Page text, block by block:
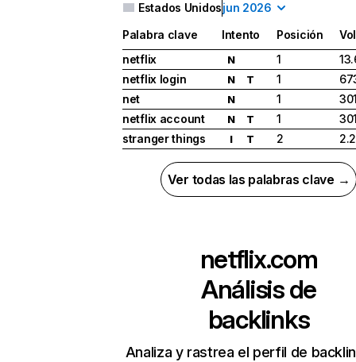
Estados Unidosjun 2026
Palabra clave Intento Posición
netflix
N 1
netflix login
N T 1
net
N 1
netflix account
N T 1
stranger things
I T 2
Ver todas las palabras clave →
netflix.com
Análisis de
backlinks
Analiza y rastrea el perfil de